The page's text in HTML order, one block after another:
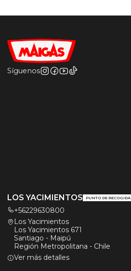
Síguenos
LOS YACIMIENTOS PUNTO DE RECOGIDA
+56229630800
Los Yacimientos
Los Yacimientos 671
Santiago - Maipú
Región Metropolitana - Chile
Ver más detalles